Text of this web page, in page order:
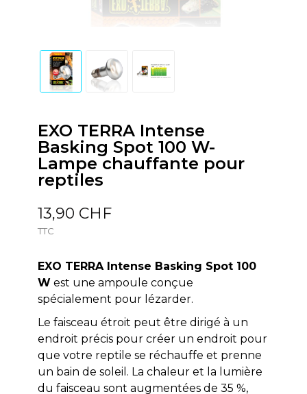
EXO TERRA Intense
Basking Spot 100 W-
Lampe chauffante pour
reptiles
13,90 CHF
TTC
EXO TERRA Intense Basking Spot 100
West une ampoule conçue
spécialement pour lézarder.
Le faisceau étroit peut être dirigé à un
endroit précis pour créer un endroit pour
que votre reptile se réchauffe et prenne
un bain de soleil. La chaleur et la lumière
du faisceau sont augmentées de 35 %,